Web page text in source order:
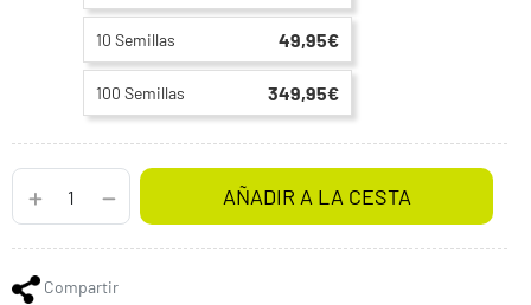
10 Semillas 49,95€
100 Semillas 349,95€
AÑADIR A LA CESTA
Compartir